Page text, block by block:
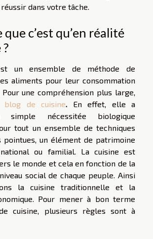
dans votre tâche.
que c’est qu’en réalité
un ensemble de méthode de
aliments pour leur consommation
une compréhension plus large,
blog de cuisine. En effet, elle a
simple nécessitée biologique
tout un ensemble de techniques
pointues, un élément de patrimoine
ou familial. La cuisine est
le monde et cela en fonction de la
social de chaque peuple. Ainsi
la cuisine traditionnelle et la
Pour mener à bon terme
cuisine, plusieurs règles sont à